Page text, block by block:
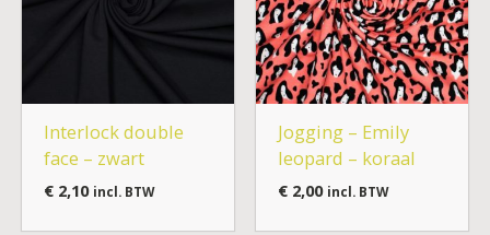
Interlock double
face – zwart
€2,10 incl. BTW
Jogging – Emily
leopard – koraal
€2,00 incl. BTW